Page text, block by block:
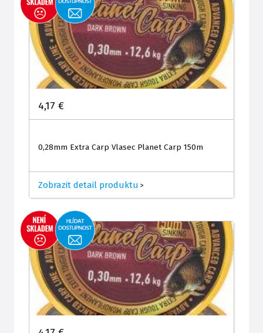
4,17 €
0,28mm Extra Carp Vlasec Planet Carp 150m
Zobrazit detail produktu >